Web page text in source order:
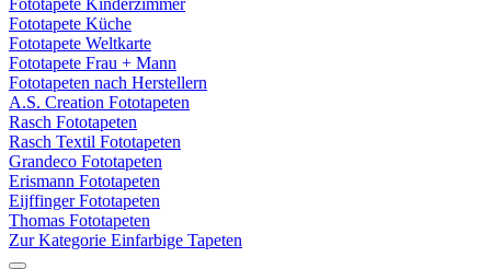
Fototapete Kinderzimmer
Fototapete Küche
Fototapete Weltkarte
Fototapete Frau + Mann
Fototapeten nach Herstellern
A.S. Creation Fototapeten
Rasch Fototapeten
Rasch Textil Fototapeten
Grandeco Fototapeten
Erismann Fototapeten
Eijffinger Fototapeten
Thomas Fototapeten
Zur Kategorie Einfarbige Tapeten